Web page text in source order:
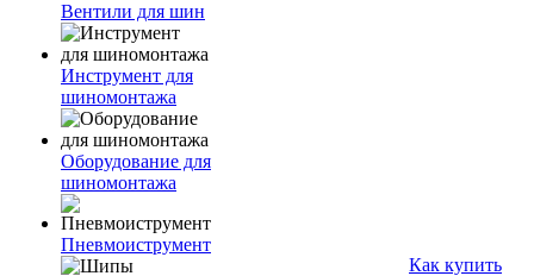
Вентили для шин
Инструмент для
шиномонтажа
Оборудование для
шиномонтажа
Пневмоиструмент
Как купить